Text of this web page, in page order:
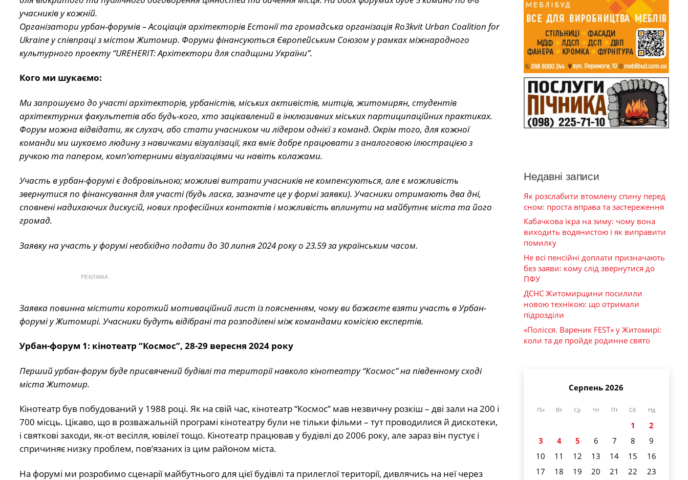
учасників у кожній.
Організатори урбан-форумів – Асоціація архітекторів Естонії та громадська організація Ro3kvit Urban Coalition for
Ukraine у ​​співпраці з містом Житомир. Форуми фінансуються Європейським Союзом у рамках міжнародного
культурного проекту “UREHERIT: Архітектори для спадщини України”.
Кого ми шукаємо:
Ми запрошуємо до участі архітекторів, урбаністів, міських активістів, митців, житомирян, студентів
архітектурних факультетів або будь-кого, хто зацікавлений в інклюзивних міських партиципаційних практиках.
Форум можна відвідати, як слухач, або стати учасником чи лідером однієї з команд. Окрім того, для кожної
команди ми шукаємо людину з навичками візуалізації, яка вміє добре працювати з аналоговою ілюстрацією з
ручкою та папером, комп’ютерними візуалізаціями чи навіть колажами.
Участь в урбан-форумі є добровільною; можливі витрати учасників не компенсуються, але є можливість
звернутися по фінансування для участі (будь ласка, зазначте це у формі заявки). Учасники отримають два дні,
сповнені надихаючих дискусій, нових професійних контактів і можливість вплинути на майбутнє міста та його
громад.
Заявку на участь у форумі необхідно подати до 30 липня 2024 року о 23.59 за українським часом.
РЕКЛАМА
Заявка повинна містити короткий мотиваційний лист із поясненням, чому ви бажаєте взяти участь в Урбан-
форумі у Житомирі. Учасники будуть відібрані та розподілені між командами комісією експертів.
Урбан-форум 1: кінотеатр “Космос”, 28-29 вересня 2024 року
Перший урбан-форум буде присвячений будівлі та території навколо кінотеатру “Космос” на південному сході
міста Житомир.
Кінотеатр був побудований у 1988 році. Як на свій час, кінотеатр “Космос” мав незвичну розкіш – дві зали на 200 і
700 місць. Цікаво, що в розважальній програмі кінотеатру були не тільки фільми – тут проводилися й дискотеки,
і святкові заходи, як-от весілля, ювілеї тощо. Кінотеатр працював у будівлі до 2006 року, але зараз він пустує і
спричиняє низку проблем, пов’язаних із цим районом міста.
На форумі ми розробимо сценарії майбутнього для цієї будівлі та прилеглої території, дивлячись на неї через
Недавні записи
Як розслабити втомлену спину перед
сном: проста вправа та застереження
Кабачкова ікра на зиму: чому вона
виходить водянистою і як виправити
помилку
Не всі пенсійні доплати призначають
без заяви: кому слід звернутися до
ПФУ
ДСНС Житомирщини посилили
новою технікою: що отримали
підрозділи
«Полісся. Вареник FEST» у Житомирі:
коли та де пройде родинне свято
Серпень 2026
Пн Вт Ср Чт Пт Сб Нд
1
2
3
4 5 6 7 8
9
10
11 12 13 14 15
16
17
18 19 20 21 22
23